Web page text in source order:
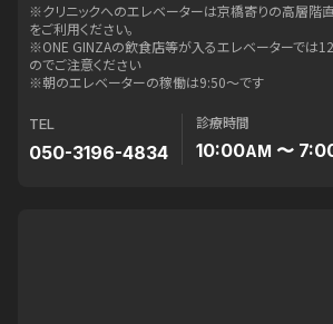
※クリニックへのエレベーターは京橋寄りの高層階
をご利用ください。
※ONE GINZAの飲食店等が入るエレベーターでは
のでご注意ください
※朝のエレベーターの稼働は9:50〜です
TEL
050-3196-4834
診療時間
10:00AM 〜